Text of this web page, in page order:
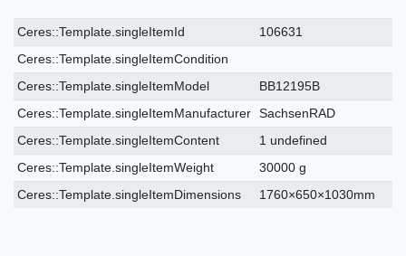
Ceres::Template.singleItemTechnicalDataAttribute
Ceres::Template.singleItemTechnicalDataValue
Ceres::Template.singleItemId
106631
Ceres::Template.singleItemCondition
Ceres::Template.singleItemModel
BB12195B
Ceres::Template.singleItemManufacturer SachsenRAD
Ceres::Template.singleItemContent
1 undefined
Ceres::Template.singleItemWeight
30000 g
Ceres::Template.singleItemDimensions
1760×650×1030mm